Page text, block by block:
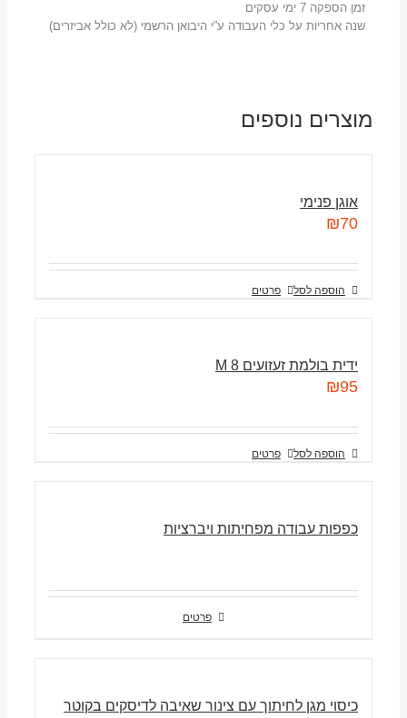
זמן הספקה 7 ימי עסקים
שנה אחריות על כלי העבודה ע”י היבואן הרשמי (לא כולל אביזרים)
מוצרים נוספים
אוגן פנימי
₪70
הוספה לסל פרטים
ידית בולמת זעזועים M 8
₪95
הוספה לסל פרטים
כפפות עבודה מפחיתות ויברציות
פרטים
כיסוי מגן לחיתוך עם צינור שאיבה לדיסקים בקוטר